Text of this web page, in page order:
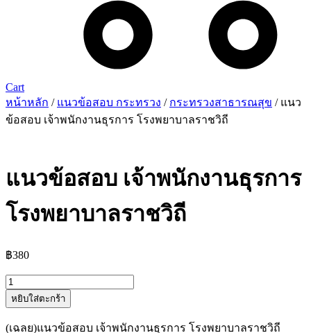
Cart
หน้าหลัก / แนวข้อสอบ กระทรวง / กระทรวงสาธารณสุข / แนว
ข้อสอบ เจ้าพนักงานธุรการ โรงพยาบาลราชวิถี
แนวข้อสอบ เจ้าพนักงานธุรการ
โรงพยาบาลราชวิถี
฿380
จำนวน
แนว
หยิบใส่ตะกร้า
(เฉลย)แนวข้อสอบ เจ้าพนักงานธุรการ โรงพยาบาลราชวิถี